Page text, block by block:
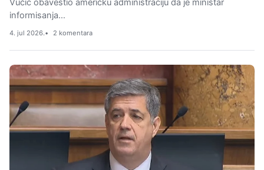
Vučić obavestio američku administraciju da je ministar
informisanja…
4. jul 2026. 2 komentara